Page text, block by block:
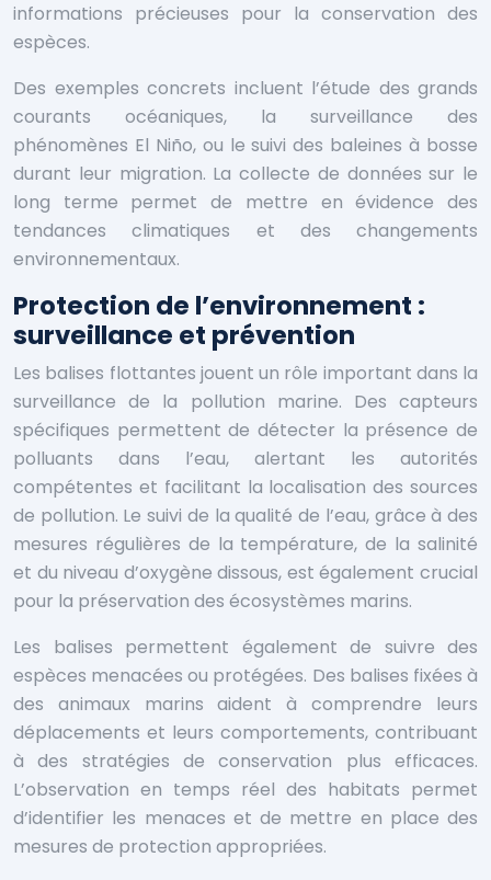
informations précieuses pour la conservation des
espèces.
Des exemples concrets incluent l’étude des grands
courants océaniques, la surveillance des
phénomènes El Niño, ou le suivi des baleines à bosse
durant leur migration. La collecte de données sur le
long terme permet de mettre en évidence des
tendances climatiques et des changements
environnementaux.
Protection de l’environnement :
surveillance et prévention
Les balises flottantes jouent un rôle important dans la
surveillance de la pollution marine. Des capteurs
spécifiques permettent de détecter la présence de
polluants dans l’eau, alertant les autorités
compétentes et facilitant la localisation des sources
de pollution. Le suivi de la qualité de l’eau, grâce à des
mesures régulières de la température, de la salinité
et du niveau d’oxygène dissous, est également crucial
pour la préservation des écosystèmes marins.
Les balises permettent également de suivre des
espèces menacées ou protégées. Des balises fixées à
des animaux marins aident à comprendre leurs
déplacements et leurs comportements, contribuant
à des stratégies de conservation plus efficaces.
L’observation en temps réel des habitats permet
d’identifier les menaces et de mettre en place des
mesures de protection appropriées.